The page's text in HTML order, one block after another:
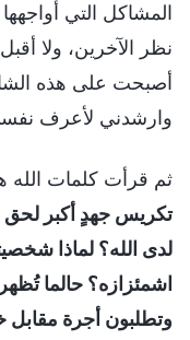
المشاكل التي
نظر الآخرين، ولا
أصبحت على هذه
وارشدني لأعرف
ثم قرأت كلمات الله
تكريس جهدٍ أكبر لحق
لدى الله؟ لماذا
اشمئزازه؟ حالما
وتطلبون أجرة مقابل